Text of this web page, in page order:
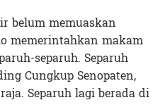
belum memuaskan
memerintahkan makam
separuh. Separuh
Cungkup Senopaten,
Separuh lagi berada di